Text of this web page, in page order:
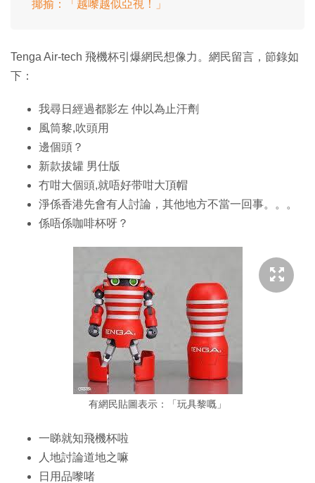
揶揄：「越嚟越似亞視！」
Tenga Air-tech 飛機杯引爆網民想像力。網民留言，節錄如
下：
我尋日經過都影左 仲以為止汗劑
風筒黎,吹頭用
邊個頭？
新款拔罐 男仕版
冇咁大個頭,就唔好带咁大頂帽
淨係香港先會有人討論，其他地方不當一回事。。。
係唔係咖啡杯呀？
有網民貼圖表示：「玩具黎嘅」
一睇就知飛機杯啦
人地討論道地之嘛
日用品嚟啫